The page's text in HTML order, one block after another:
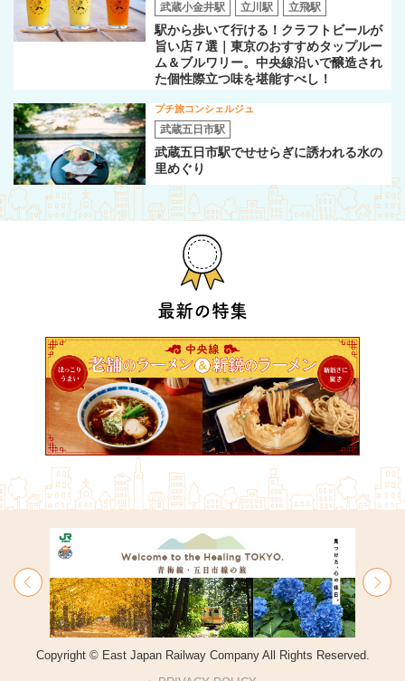
武蔵小金井駅
立川駅 立飛駅
駅から歩いて行ける！クラフトビールが
旨い店７選｜東京のおすすめタップルー
ム＆ブルワリー。中央線沿いで醸造され
た個性際立つ味を堪能すべし！
プチ旅コンシェルジュ
武蔵五日市駅
武蔵五日市駅でせせらぎに誘われる水の
里めぐり
最新の特集
Copyright © East Japan Railway Company All Rights Reserved.